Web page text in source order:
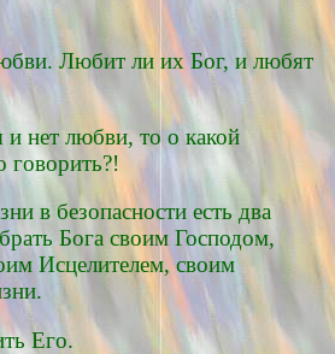
Любит ли их Бог, и любят
и нет любви, то о какой
говорить?!
в безопасности есть два
Бога своим Господом,
Исцелителем, своим
Его.